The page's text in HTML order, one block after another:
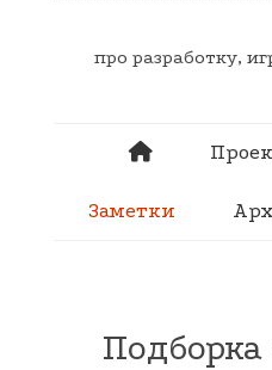
про разработку,
Заметки
Подборка